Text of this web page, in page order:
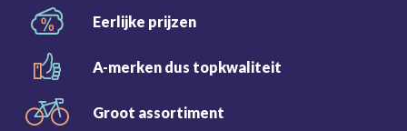
Eerlijke prijzen
A-merken dus topkwaliteit
Groot assortiment